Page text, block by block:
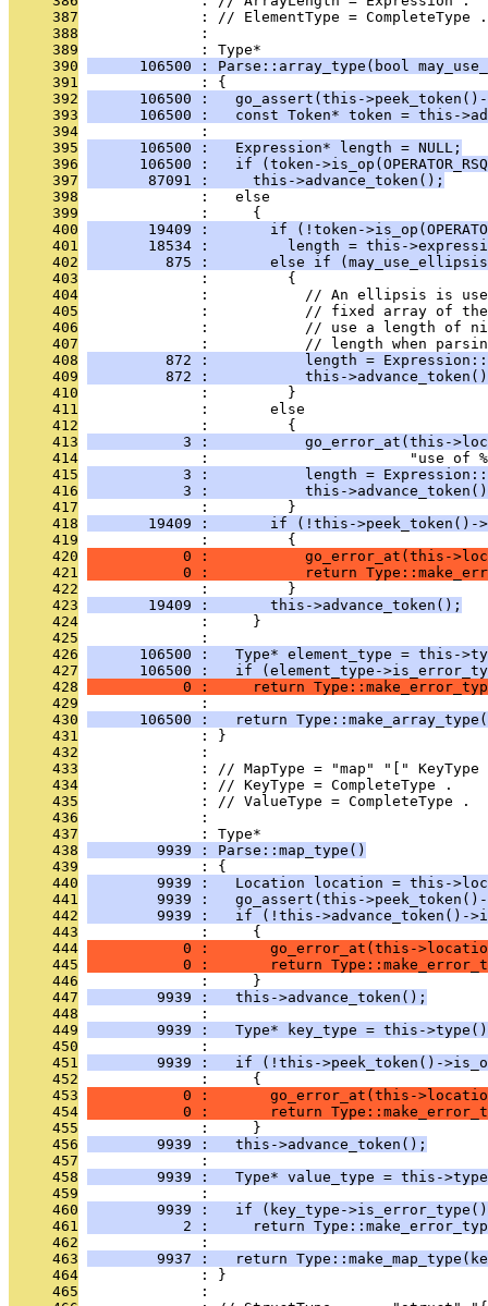
     387
              : // ElementType = CompleteType .
     388
              :
     389
              : Type*
     390
106500 : Parse::array_type(bool
     391
              : {
     392
106500 :   go_assert(this-
     393
106500 :   const Token* token = this-
     394
              :
     395
      106500 :   Expression* length = NULL;
     396
106500 :   if (token-
     397
       87091 :     this->advance_token();
     398
              :   else
     399
              :     {
     400
19409 :       if (!token-
     401
18534 :         length = this-
     402
875 :       else if
     403
              :         {
     404
:           // An ellipsis is
     405
:           // fixed array of
     406
:           // use a length of
     407
:           // length when
     408
872 :           length =
     409
872 :           this-
     410
              :         }
     411
              :       else
     412
              :         {
     413
3 :           go_error_at(this-
     414
:                       "use of
     415
3 :           length =
     416
3 :           this-
     417
              :         }
     418
19409 :       if (!this->peek_token()-
     419
              :         {
     420
0 :           go_error_at(this-
     421
0 :           return
     422
              :         }
     423
       19409 :       this->advance_token();
     424
              :     }
     425
              :
     426
106500 :   Type* element_type = this-
     427
106500 :   if (element_type-
     428
0 :     return
     429
              :
     430
106500 :   return
     431
              : }
     432
              :
     433
: // MapType = "map" "[" KeyType
     434
              : // KeyType = CompleteType .
     435
              : // ValueType = CompleteType .
     436
              :
     437
              : Type*
     438
        9939 : Parse::map_type()
     439
              : {
     440
9939 :   Location location = this-
     441
9939 :   go_assert(this-
     442
9939 :   if (!this->advance_token()-
     443
              :     {
     444
0 :       go_error_at(this-
     445
0 :       return
     446
              :     }
     447
        9939 :   this->advance_token();
     448
              :
     449
9939 :   Type* key_type = this-
     450
              :
     451
9939 :   if (!this->peek_token()-
     452
              :     {
     453
0 :       go_error_at(this-
     454
0 :       return
     455
              :     }
     456
        9939 :   this->advance_token();
     457
              :
     458
9939 :   Type* value_type = this-
     459
              :
     460
9939 :   if (key_type-
     461
2 :     return
     462
              :
     463
9937 :   return
     464
              : }
     465
              :